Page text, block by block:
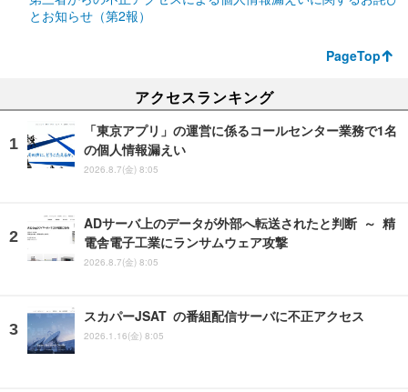
とお知らせ（第2報）
PageTop
アクセスランキング
「東京アプリ」の運営に係るコールセンター業務で1名
の個人情報漏えい
2026.8.7(金) 8:05
ADサーバ上のデータが外部へ転送されたと判断 ～ 精
電舎電子工業にランサムウェア攻撃
2026.8.7(金) 8:05
スカパーJSAT の番組配信サーバに不正アクセス
2026.1.16(金) 8:05